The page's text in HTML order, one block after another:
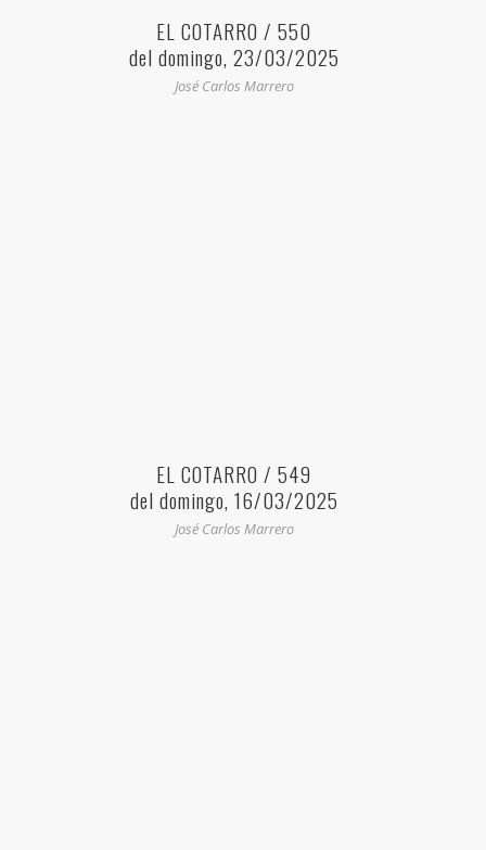
EL COTARRO / 550
del domingo, 23/03/2025
José Carlos Marrero
EL COTARRO / 549
del domingo, 16/03/2025
José Carlos Marrero